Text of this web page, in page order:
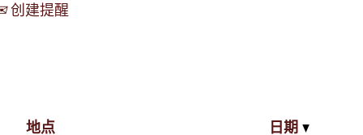
创建提醒
地点 日期